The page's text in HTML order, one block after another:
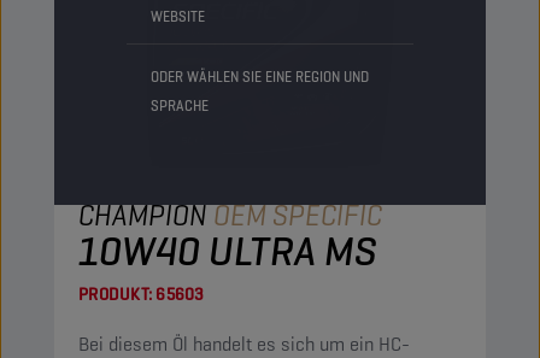
WEBSITE
ODER WÄHLEN SIE EINE REGION UND
SPRACHE
CHAMPIONOEM SPECIFIC
10W40 ULTRA MS
PRODUKT: 65603
Bei diesem Öl handelt es sich um ein HC-